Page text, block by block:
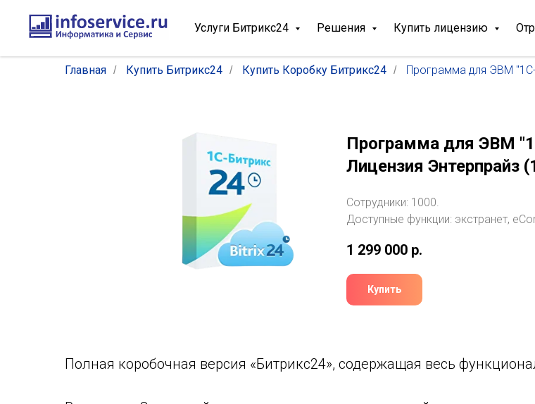
Услуги Битрикс24 Решения Купить лицензию
Главная / Купить Битрикс24 / Купить Коробку Битрикс24 / Программа для ЭВМ "1С-
Программа для ЭВМ
Лицензия Энтерпрайз
Сотрудники: 1000.
Доступные функции: экстранет,
1 299 000 р.
Купить
Полная коробочная версия «Битрикс24», содержащая весь